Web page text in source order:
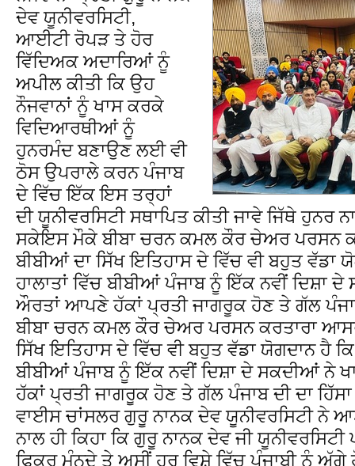
ਦੇਵ ਯੂਨੀਵਰਸਿਟੀ,
ਆਈਟੀ ਰੋਪੜ ਤੇ ਹੋਰ
ਵਿੱਦਿਅਕ ਅਦਾਰਿਆਂ ਨੂੰ
ਅਪੀਲ ਕੀਤੀ ਕਿ ਉਹ
ਨੌਜਵਾਨਾਂ ਨੂੰ ਖਾਸ ਕਰਕੇ
ਵਿਦਿਆਰਥੀਆਂ ਨੂੰ
ਹੁਨਰਮੰਦ ਬਣਾਉਣ ਲਈ ਵੀ
ਠੋਸ ਉਪਰਾਲੇ ਕਰਨ ਪੰਜਾਬ
ਦੇ ਵਿੱਚ ਇੱਕ ਇਸ ਤਰ੍ਹਾਂ
ਦੀ ਯੂਨੀਵਰਸਿਟੀ ਸਥਾਪਿਤ ਕੀਤੀ ਜਾਵੇ ਜਿੱਥੇ
ਸਕੇਇਸ ਮੌਕੇ ਬੀਬਾ ਚਰਨ ਕਮਲ ਕੌਰ ਚੇਅਰ ਪਰਸਨ
ਬੀਬੀਆਂ ਦਾ ਸਿੱਖ ਇਤਿਹਾਸ ਦੇ ਵਿੱਚ ਵੀ ਬਹੁਤ ਵੱਡਾ
ਹਾਲਾਤਾਂ ਵਿੱਚ ਬੀਬੀਆਂ ਪੰਜਾਬ ਨੂੰ ਇੱਕ ਨਵੀਂ ਦਿਸ਼ਾ
ਔਰਤਾਂ ਆਪਣੇ ਹੱਕਾਂ ਪ੍ਰਤੀ ਜਾਗਰੂਕ ਹੋਣ ਤੇ ਗੱਲ
ਬੀਬਾ ਚਰਨ ਕਮਲ ਕੌਰ ਚੇਅਰ ਪਰਸਨ ਕਰਤਾਰਾ
ਸਿੱਖ ਇਤਿਹਾਸ ਦੇ ਵਿੱਚ ਵੀ ਬਹੁਤ ਵੱਡਾ ਯੋਗਦਾਨ ਹੈ
ਬੀਬੀਆਂ ਪੰਜਾਬ ਨੂੰ ਇੱਕ ਨਵੀਂ ਦਿਸ਼ਾ ਦੇ ਸਕਦੀਆਂ ਨੇ
ਹੱਕਾਂ ਪ੍ਰਤੀ ਜਾਗਰੂਕ ਹੋਣ ਤੇ ਗੱਲ ਪੰਜਾਬ ਦੀ ਦਾ
ਵਾਈਸ ਚਾਂਸਲਰ ਗੁਰੂ ਨਾਨਕ ਦੇਵ ਯੂਨੀਵਰਸਿਟੀ ਨੇ
ਨਾਲ ਹੀ ਕਿਹਾ ਕਿ ਗੁਰੂ ਨਾਨਕ ਦੇਵ ਜੀ ਯੂਨੀਵਰਸਿਟੀ
ਫਿਕਰ ਮੰਨਦੇ ਤੇ ਅਸੀਂ ਹਰ ਵਿਸ਼ੇ ਵਿੱਚ ਪੰਜਾਬੀ ਨੂੰ ਅੱਗੇ